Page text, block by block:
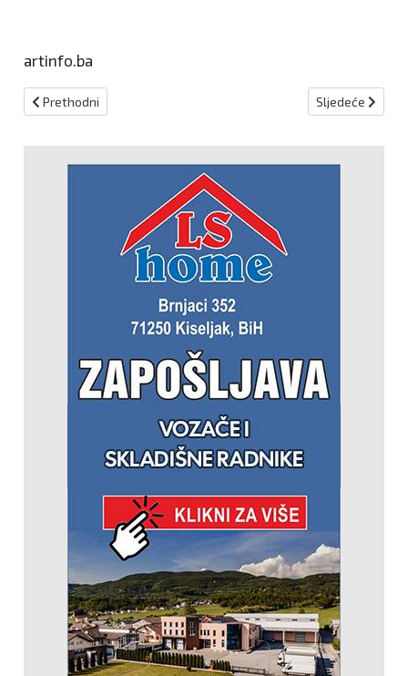
artinfo.ba
Prethodni članak: Pobjeda nogometaša Širokog Brijega
Prethodni Sljedeći
Sljedeće